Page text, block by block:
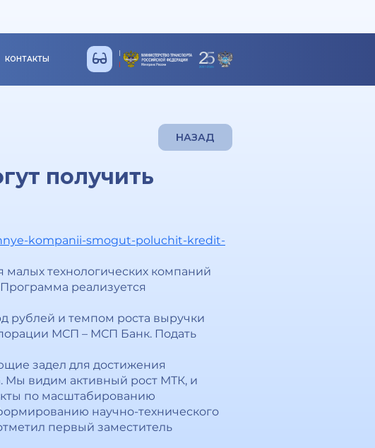
КОНТАКТЫ
НАЗАД
получить
kompanii-smogut-poluchit-kredit-
малых технологических компаний
реализуется
рублей и темпом роста выручки
МСП – МСП Банк. Подать
задел для достижения
Мы видим активный рост МТК, и
по масштабированию
научно-технического
первый заместитель